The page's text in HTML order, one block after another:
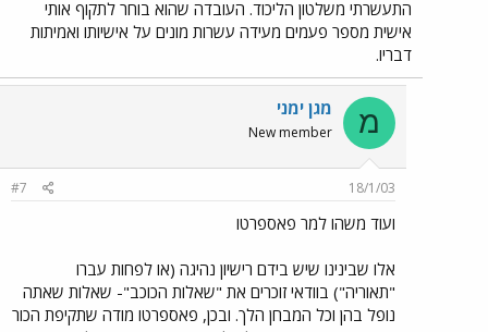
התעשרתי משלטון הליכוד. העובדה שהוא בוחר לתקוף אותי
אישית מספר פעמים מעידה עשרות מונים על אישיותו ואמיתות
דבריו.
מ מגן ימני
New member
18/1/03
#7
ועוד משהו למר פאספרטו
אלו שבינינו שיש בידם רישיון נהיגה (או לפחות עברו
"תאוריה") בוודאי זוכרים את "שאלות הכוכב"- שאלות שאתה
נופל בהן וכל המבחן הלך. ובכן, פאספרטו מודה שתקיפת הכור